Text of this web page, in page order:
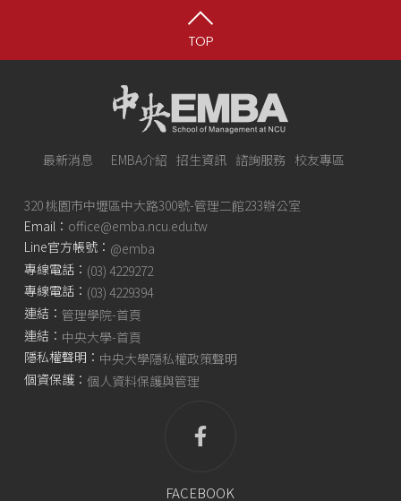
TOP
最新消息 EMBA介紹 招生資訊 諮詢服務 校友專區
320 桃園市中壢區中大路300號-管理二館233辦公室
Email： office@emba.ncu.edu.tw
Line官方帳號： @emba
專線電話： (03) 4229272
專線電話： (03) 4229394
連結： 管理學院-首頁
連結： 中央大學-首頁
隱私權聲明： 中央大學隱私權政策聲明
個資保護： 個人資料保護與管理
FACEBOOK